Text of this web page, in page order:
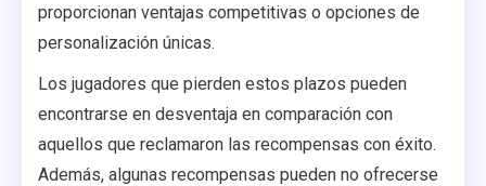
proporcionan ventajas competitivas o opciones de
personalización únicas.
Los jugadores que pierden estos plazos pueden
encontrarse en desventaja en comparación con
aquellos que reclamaron las recompensas con éxito.
Además, algunas recompensas pueden no ofrecerse